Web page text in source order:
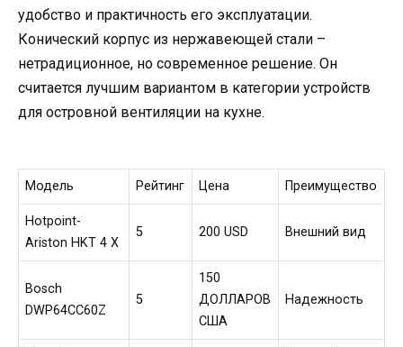
удобство и практичность его эксплуатации.
Конический корпус из нержавеющей стали –
нетрадиционное, но современное решение. Он
считается лучшим вариантом в категории устройств
для островной вентиляции на кухне.
Модель Рейтинг Цена Преимущество
Hotpoint-
Ariston HKT 4 X
5 200 USD Внешний вид
Bosch
DWP64CC60Z
5
150
ДОЛЛАРОВ
США
Надежность